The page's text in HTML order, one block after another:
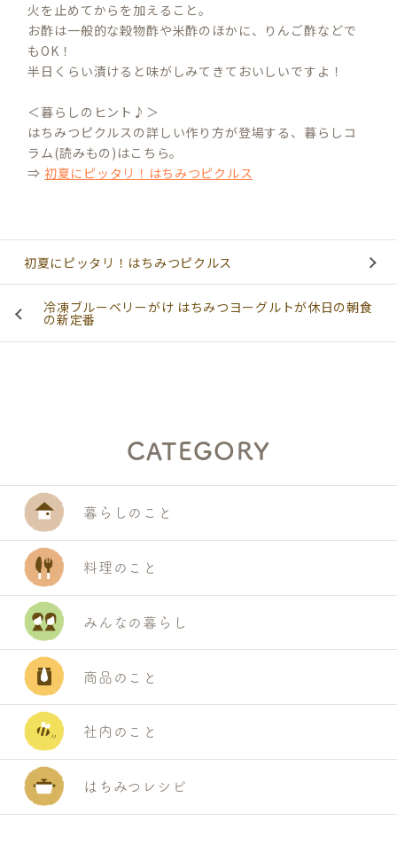
火を止めてからを加えること。
お酢は一般的な穀物酢や米酢のほかに、りんご酢などで
もOK！
半日くらい漬けると味がしみてきておいしいですよ！
＜暮らしのヒント♪＞
はちみつピクルスの詳しい作り方が登場する、暮らしコ
ラム(読みもの)はこちら。
⇒初夏にピッタリ！はちみつピクルス
初夏にピッタリ！はちみつピクルス
冷凍ブルーベリーがけ はちみつヨーグルトが休日の朝食
の新定番
CATEGORY
暮らしのこと
料理のこと
みんなの暮らし
商品のこと
社内のこと
はちみつレシピ